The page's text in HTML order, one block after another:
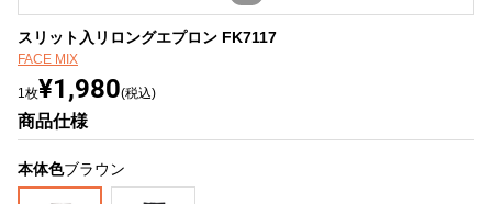
スリット入リロングエプロン FK7117
FACE MIX
1枚¥1,980(税込)
商品仕様
本体色ブラウン